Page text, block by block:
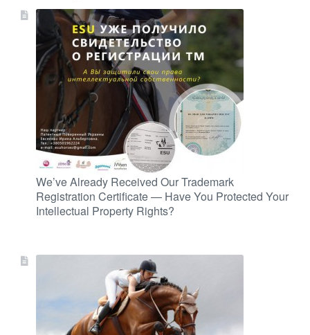
We’ve Already Received Our Trademark
Registration Certificate — Have You Protected Your
Intellectual Property Rights?